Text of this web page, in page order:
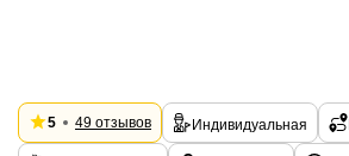
5 49 отзывов Индивидуальная